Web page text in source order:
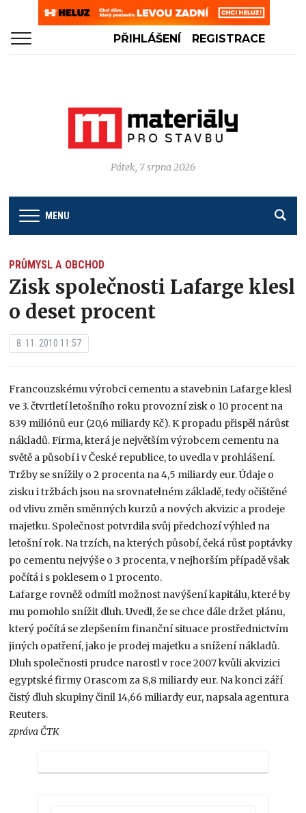
PŘIHLÁŠENÍ REGISTRACE
Pátek, 7 srpna 2026
MENU
PRŮMYSL A OBCHOD
Zisk společnosti Lafarge klesl
o deset procent
8. 11. 2010 11:57
Francouzskému výrobci cementu a stavebnin Lafarge klesl
ve 3. čtvrtletí letošního roku provozní zisk o 10 procent na
839 miliónů eur (20,6 miliardy Kč). K propadu přispěl nárůst
nákladů. Firma, která je největším výrobcem cementu na
světě a působí i v České republice, to uvedla v prohlášení.
Tržby se snížily o 2 procenta na 4,5 miliardy eur. Údaje o
zisku i tržbách jsou na srovnatelném základě, tedy očištěné
od vlivu změn směnných kurzů a nových akvizic a prodeje
majetku. Společnost potvrdila svůj předchozí výhled na
letošní rok. Na trzích, na kterých působí, čeká růst poptávky
po cementu nejvýše o 3 procenta, v nejhorším případě však
počítá i s poklesem o 1 procento.
Lafarge rovněž odmítl možnost navýšení kapitálu, které by
mu pomohlo snížit dluh. Uvedl, že se chce dále držet plánu,
který počítá se zlepšením finanční situace prostřednictvím
jiných opatření, jako je prodej majetku a snížení nákladů.
Dluh společnosti prudce narostl v roce 2007 kvůli akvizici
egyptské firmy Orascom za 8,8 miliardy eur. Na konci září
čistý dluh skupiny činil 14,66 miliardy eur, napsala agentura
Reuters.
zpráva ČTK